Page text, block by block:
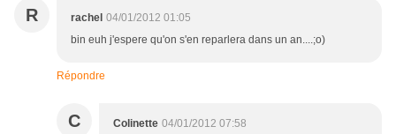
R rachel 04/01/2012 01:05
bin euh j'espere qu'on s'en reparlera dans un an....;o)
Répondre
C Colinette 04/01/2012 07:58